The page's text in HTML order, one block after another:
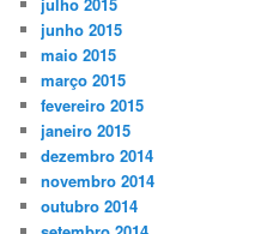
junho 2015
maio 2015
março 2015
fevereiro 2015
janeiro 2015
dezembro 2014
novembro 2014
outubro 2014